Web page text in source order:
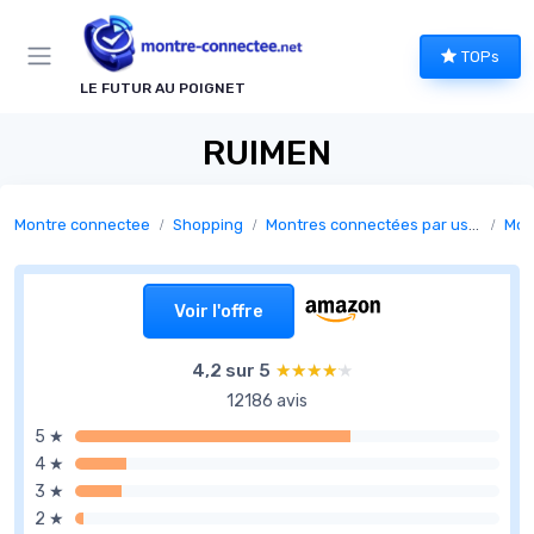
LE FUTUR AU POIGNET
TOPs
RUIMEN
Montre connectee Shopping Montres connectées par usage
Voir l'offre
4,2 sur 5 ★★★★★
★★★★★
12186 avis
5 ★
4 ★
3 ★
2 ★
Panneau de gestion des cookies